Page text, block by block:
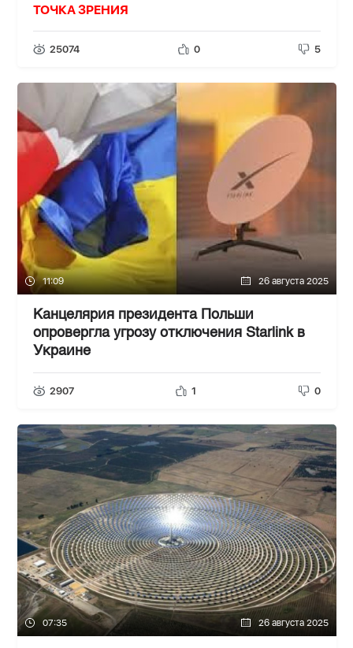
ТОЧКА ЗРЕНИЯ
25074 0 5
11:09 26 августа 2025
Канцелярия президента Польши
опровергла угрозу отключения Starlink в
Украине
2907 1 0
07:35 26 августа 2025